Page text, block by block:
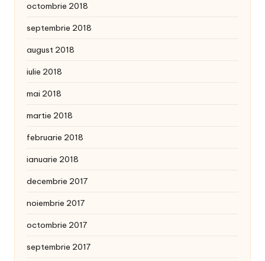
octombrie 2018
septembrie 2018
august 2018
iulie 2018
mai 2018
martie 2018
februarie 2018
ianuarie 2018
decembrie 2017
noiembrie 2017
octombrie 2017
septembrie 2017